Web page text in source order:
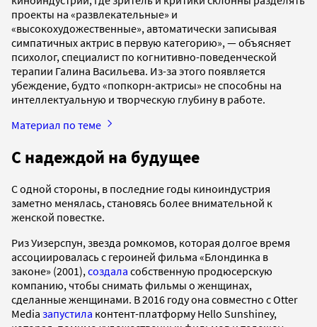
проекты на «развлекательные» и
«высокохудожественные», автоматически записывая
симпатичных актрис в первую категорию», — объясняет
психолог, специалист по когнитивно-поведенческой
терапии Галина Васильева. Из-за этого появляется
убеждение, будто «попкорн-актрисы» не способны на
интеллектуальную и творческую глубину в работе.
Материал по теме
С надеждой на будущее
С одной стороны, в последние годы киноиндустрия
заметно менялась, становясь более внимательной к
женской повестке.
Риз Уизерспун, звезда ромкомов, которая долгое время
ассоциировалась с героиней фильма «Блондинка в
законе» (2001),создала собственную продюсерскую
компанию, чтобы снимать фильмы о женщинах,
сделанные женщинами. В 2016 году она совместно с Otter
Media запустила контент-платформу Hello Sunshineу,